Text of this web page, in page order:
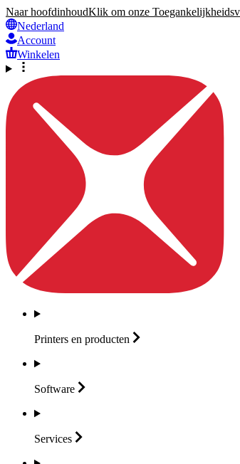
Naar hoofdinhoudKlik om onze
Nederland
Account
Winkelen
Printers en producten
Software
Services